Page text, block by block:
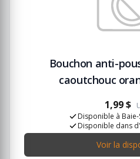
Bouchon anti-
caoutchouc
1,99 $
Disponible à Baie-
Disponible dans
Voir la